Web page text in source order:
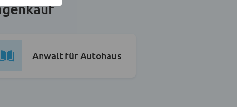
Anwalt für Autohaus